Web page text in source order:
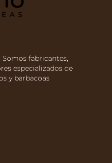
Somos fabricantes,
especializados de
y barbacoas